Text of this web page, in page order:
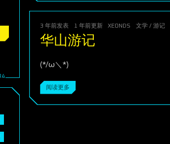
3 年前发表 1 年前更新 XEONDS 文学/ 游记
华山游记
(*/ω＼*)
阅读更多